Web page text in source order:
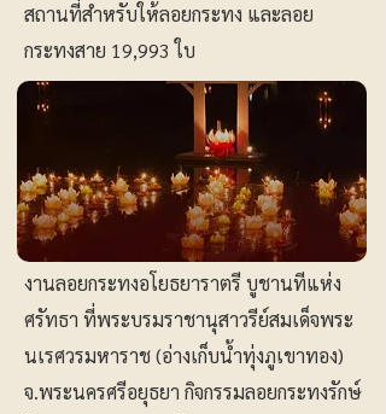
สถานที่สำหรับให้ลอยกระทง และลอย
กระทงสาย 19,993 ใบ
งานลอยกระทงอโยธยาราตรี บูชานทีแห่ง
ศรัทธา ที่พระบรมราชานุสาวรีย์สมเด็จพระ
นเรศวรมหาราช (อ่างเก็บน้ำทุ่งภูเขาทอง)
จ.พระนครศรีอยุธยา กิจกรรมลอยกระทงรักษ์